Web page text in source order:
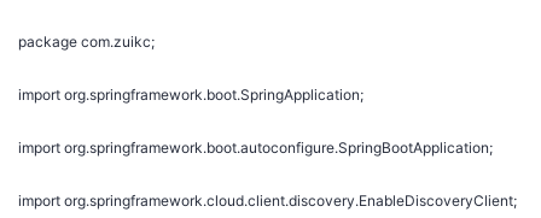
package com.zuikc;
import org.springframework.boot.SpringApplication;
import org.springframework.boot.autoconfigure.SpringBootApplication;
import org.springframework.cloud.client.discovery.EnableDiscoveryClient;